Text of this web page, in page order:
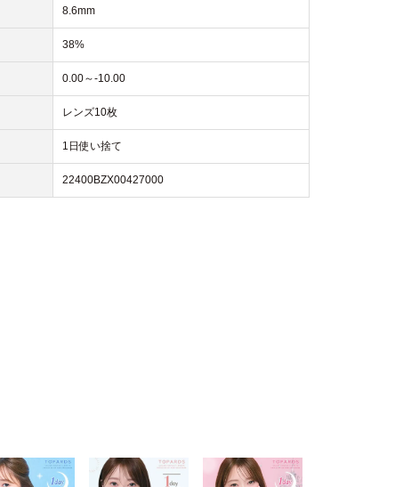
8.6mm
38%
0.00～-10.00
レンズ10枚
1日使い捨て
22400BZX00427000